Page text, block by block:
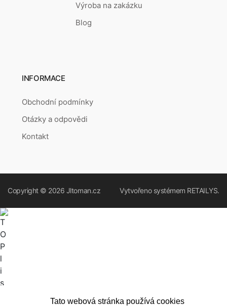
Výroba na zakázku
Blog
INFORMACE
Obchodní podmínky
Otázky a odpovědi
Kontakt
Copyright © 2026 Jltoman.cz Vytvořeno systémem RETAILYS.
Tato webová stránka používá cookies